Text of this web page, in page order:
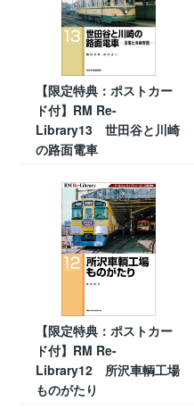
【限定特典：ポストカー
ド付】RM Re-
Library13 世田谷と川崎
の路面電車
【限定特典：ポストカー
ド付】RM Re-
Library12 所沢車輌工場
ものがたり